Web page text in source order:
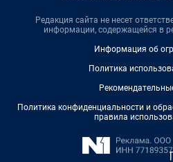
Редакция сайта не несет
информации, содержащейся в
Информация об
Политика
Политика конфиденциальности и
правила